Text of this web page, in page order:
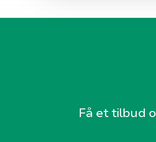
Få et tilbud